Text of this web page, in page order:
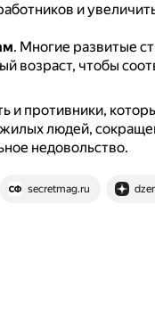
и
. Многие развитые
возраст, чтобы
и противники,
людей,
недовольство.
secretmag.ru